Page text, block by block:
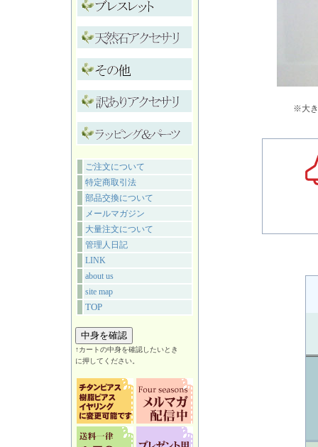
ご注文について
特定商取引法
部品交換について
メールマガジン
大量注文について
管理人日記
LINK
about us
site map
TOP
↑カートの中身を確認したいとき
に押してください。
※大き